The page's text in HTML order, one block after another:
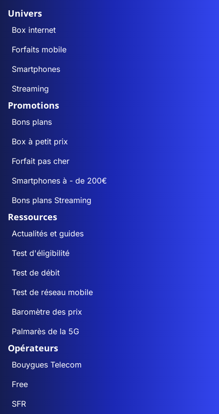
Univers
Box internet
Forfaits mobile
Smartphones
Streaming
Promotions
Bons plans
Box à petit prix
Forfait pas cher
Smartphones à - de 200€
Bons plans Streaming
Ressources
Actualités et guides
Test d'éligibilité
Test de débit
Test de réseau mobile
Baromètre des prix
Palmarès de la 5G
Opérateurs
Bouygues Telecom
Free
SFR